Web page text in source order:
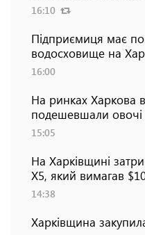
16:10
Підприємиця має
водосховище на
16:00
На ринках Харкова
подешевшали овочі
15:05
На Харківщині
Х5, який вимагав
14:38
Харківщина